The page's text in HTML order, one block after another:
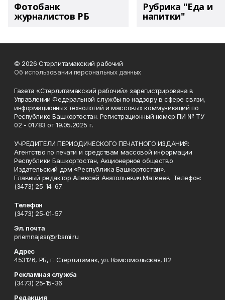
Фотобанк
журналистов РБ
Рубрика "Еда и
напитки"
© 2026 Стерлитамакский рабочий
Об использовании персональных данных
Газета «Стерлитамакский рабочий» зарегистрирована в
Управлении Федеральной службы по надзору в сфере связи,
информационных технологий и массовых коммуникаций по
Республике Башкортостан. Регистрационный номер ПИ № ТУ
02 - 01783 от 19.05.2025 г.
УЧРЕДИТЕЛИ ПЕРИОДИЧЕСКОГО ПЕЧАТНОГО ИЗДАНИЯ:
Агентство по печати и средствам массовой информации
Республики Башкортостан, Акционерное общество
Издательский дом «Республика Башкортостан».
Главный редактор Алексей Анатольевич Матвеев. Телефон:
(3473) 25-14-67.
Телефон
(3473) 25-01-57
Эл. почта
priemnajasr@rbsmi.ru
Адрес
453126, РБ, г. Стерлитамак, ул. Комсомольская, 82
Рекламная служба
(3473) 25-15-36
Редакция